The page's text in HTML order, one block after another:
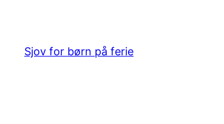
indhold
Sjov for børn på ferie